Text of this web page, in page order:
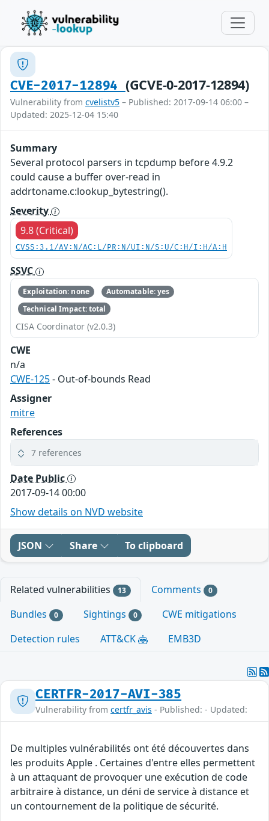
CVE-2017-12894 (GCVE-0-2017-12894)
Vulnerability from cvelistv5 – Published: 2017-09-14 06:00 –
Updated: 2025-12-04 15:40
Summary
Several protocol parsers in tcpdump before 4.9.2
could cause a buffer over-read in
addrtoname.c:lookup_bytestring().
Severity
9.8 (Critical)
CVSS:3.1/AV:N/AC:L/PR:N/UI:N/S:U/C:H/I:H/A:H
SSVC
Exploitation: none
Automatable: yes
Technical Impact: total
CISA Coordinator (v2.0.3)
CWE
n/a
CWE-125- Out-of-bounds Read
Assigner
mitre
References
7 references
Date Public
2017-09-14 00:00
Show details on NVD website
JSON Share To clipboard
Related vulnerabilities 13 Comments 0
Bundles 0 Sightings 0
CWE mitigations
Detection rules
ATT&CK EMB3D
CERTFR-2017-AVI-385
Vulnerability from certfr_avis - Published: - Updated:
De multiples vulnérabilités ont été découvertes dans
les produits Apple . Certaines d'entre elles permettent
à un attaquant de provoquer une exécution de code
arbitraire à distance, un déni de service à distance et
un contournement de la politique de sécurité.